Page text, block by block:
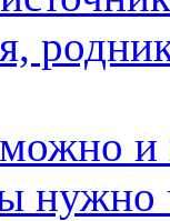
и
нужно